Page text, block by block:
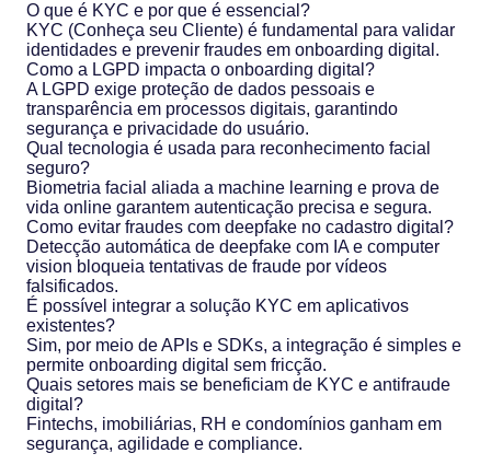
O que é KYC e por que é essencial?
KYC (Conheça seu Cliente) é fundamental para validar
identidades e prevenir fraudes em onboarding digital.
Como a LGPD impacta o onboarding digital?
A LGPD exige proteção de dados pessoais e
transparência em processos digitais, garantindo
segurança e privacidade do usuário.
Qual tecnologia é usada para reconhecimento facial
seguro?
Biometria facial aliada a machine learning e prova de
vida online garantem autenticação precisa e segura.
Como evitar fraudes com deepfake no cadastro digital?
Detecção automática de deepfake com IA e computer
vision bloqueia tentativas de fraude por vídeos
falsificados.
É possível integrar a solução KYC em aplicativos
existentes?
Sim, por meio de APIs e SDKs, a integração é simples e
permite onboarding digital sem fricção.
Quais setores mais se beneficiam de KYC e antifraude
digital?
Fintechs, imobiliárias, RH e condomínios ganham em
segurança, agilidade e compliance.